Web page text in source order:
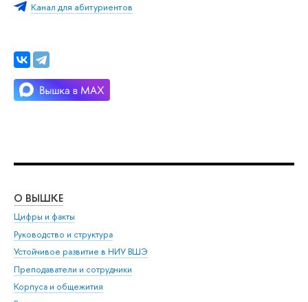
Канал для абитуриентов
О ВЫШКЕ
Цифры и факты
Руководство и структура
Устойчивое развитие в НИУ ВШЭ
Преподаватели и сотрудники
Корпуса и общежития